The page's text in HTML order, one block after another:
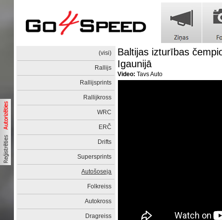
(visi)
Rallijs
Rallijsprints
Rallijkross
WRC
ERČ
Drifts
Supersprints
Autošoseja
Folkreiss
Autokross
Dragreiss
Baltijas izturības
Igaunijā
Video: Tavs Auto